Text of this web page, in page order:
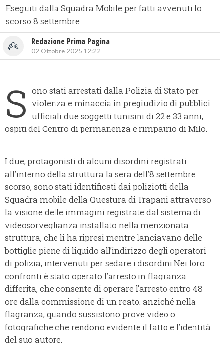
Eseguiti dalla Squadra Mobile per fatti avvenuti lo
scorso 8 settembre
Redazione Prima Pagina
02 Ottobre 2025 12:22
S ono stati arrestati dalla Polizia di Stato per
violenza e minaccia in pregiudizio di pubblici
ufficiali due soggetti tunisini di 22 e 33 anni,
ospiti del Centro di permanenza e rimpatrio di Milo.
I due, protagonisti di alcuni disordini registrati
all’interno della struttura la sera dell’8 settembre
scorso, sono stati identificati dai poliziotti della
Squadra mobile della Questura di Trapani attraverso
la visione delle immagini registrate dal sistema di
videosorveglianza installato nella menzionata
struttura, che li ha ripresi mentre lanciavano delle
bottiglie piene di liquido all’indirizzo degli operatori
di polizia, intervenuti per sedare i disordini.Nei loro
confronti è stato operato l’arresto in flagranza
differita, che consente di operare l’arresto entro 48
ore dalla commissione di un reato, anziché nella
flagranza, quando sussistono prove video o
fotografiche che rendono evidente il fatto e l’identità
del suo autore.